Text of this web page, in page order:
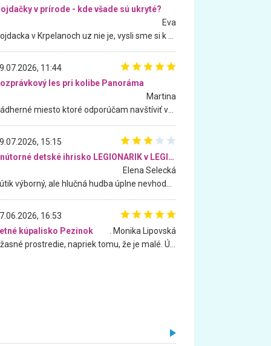
v prírode - kde všade sú ukryté?
Eva
11:44
les pri kolibe Panoráma
Martina
15:15
Vnútorné detské ihrisko LEGIONARIK v LEGIA Fitness
Elena Selecká
16:53
kúpalisko Pezinok
. Monika Lipovská